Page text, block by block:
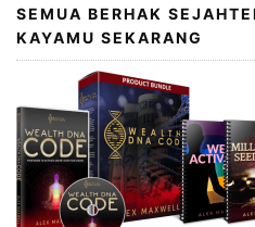
SEMUA BERHAK
KAYAMU SEKARANG